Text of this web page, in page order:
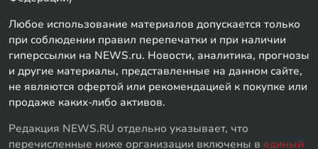
Любое использование материалов допускается только
при соблюдении правил перепечатки и при наличии
гиперссылки на NEWS.ru. Новости, аналитика, прогнозы
и другие материалы, представленные на данном сайте,
не являются офертой или рекомендацией к покупке или
продаже каких-либо активов.
Редакция NEWS.RU отдельно указывает, что
перечисленные ниже организации включены в единый